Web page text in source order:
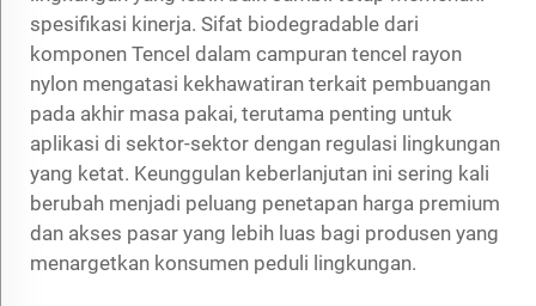
spesifikasi kinerja. Sifat biodegradable dari
komponen Tencel dalam campuran tencel rayon
nylon mengatasi kekhawatiran terkait pembuangan
pada akhir masa pakai, terutama penting untuk
aplikasi di sektor-sektor dengan regulasi lingkungan
yang ketat. Keunggulan keberlanjutan ini sering kali
berubah menjadi peluang penetapan harga premium
dan akses pasar yang lebih luas bagi produsen yang
menargetkan konsumen peduli lingkungan.